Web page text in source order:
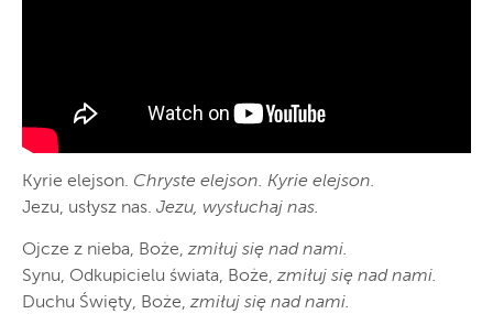
Kyrie elejson. Chryste elejson. Kyrie elejson.
Jezu, usłysz nas. Jezu, wysłuchaj nas.
Ojcze z nieba, Boże, zmiłuj się nad nami.
Synu, Odkupicielu świata, Boże, zmiłuj się nad nami.
Duchu Święty, Boże, zmiłuj się nad nami.